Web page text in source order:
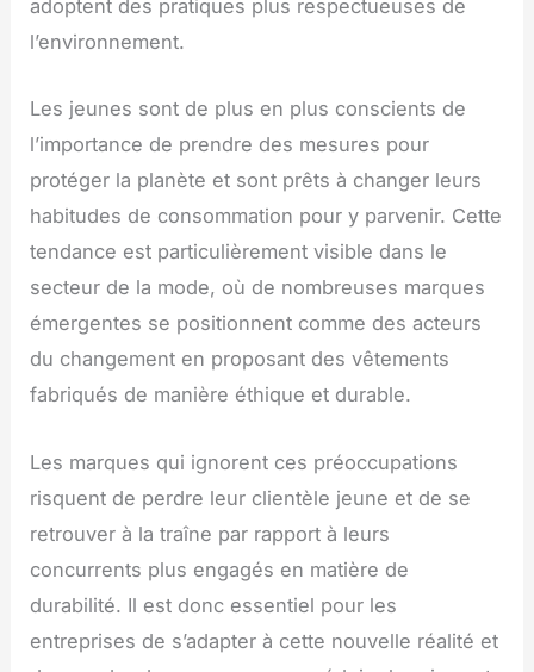
adoptent des pratiques plus respectueuses de
l’environnement.
Les jeunes sont de plus en plus conscients de
l’importance de prendre des mesures pour
protéger la planète et sont prêts à changer leurs
habitudes de consommation pour y parvenir. Cette
tendance est particulièrement visible dans le
secteur de la mode, où de nombreuses marques
émergentes se positionnent comme des acteurs
du changement en proposant des vêtements
fabriqués de manière éthique et durable.
Les marques qui ignorent ces préoccupations
risquent de perdre leur clientèle jeune et de se
retrouver à la traîne par rapport à leurs
concurrents plus engagés en matière de
durabilité. Il est donc essentiel pour les
entreprises de s’adapter à cette nouvelle réalité et